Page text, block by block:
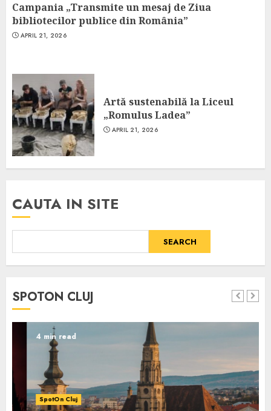
Campania „Transmite un mesaj de Ziua
bibliotecilor publice din România”
APRIL 21, 2026
Artă sustenabilă la Liceul
„Romulus Ladea”
APRIL 21, 2026
CAUTA IN SITE
SEARCH
SPOTON CLUJ
4 min read
SpotOn Cluj